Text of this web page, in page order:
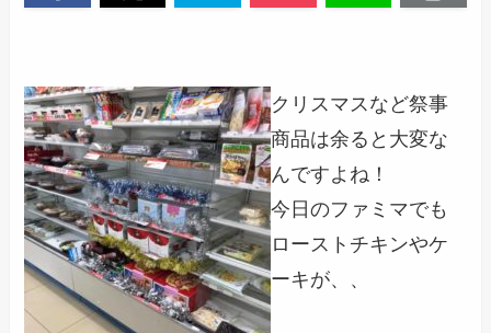
クリスマスなど祭事
商品は余ると大変な
んですよね！
今日のファミマでも
ローストチキンやケ
ーキが、、